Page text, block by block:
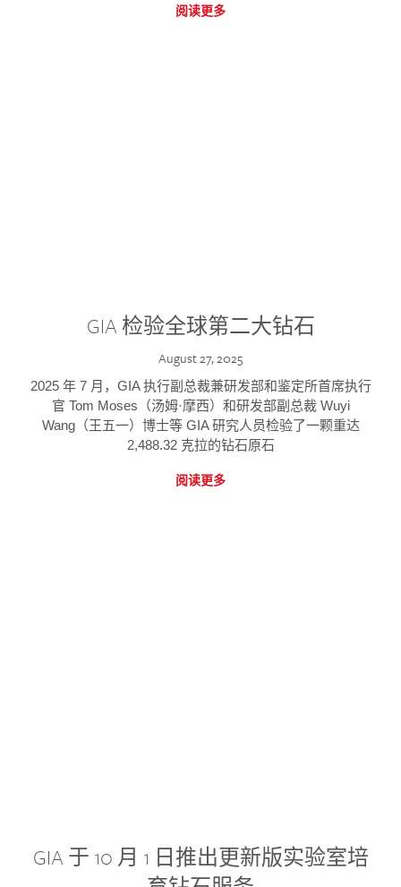
阅读更多
GIA 检验全球第二大钻石
August 27, 2025
2025 年 7 月，GIA 执行副总裁兼研发部和鉴定所首席执行
官 Tom Moses（汤姆·摩西）和研发部副总裁 Wuyi
Wang（王五一）博士等 GIA 研究人员检验了一颗重达
2,488.32 克拉的钻石原石
阅读更多
GIA 于 10 月 1 日推出更新版实验室培